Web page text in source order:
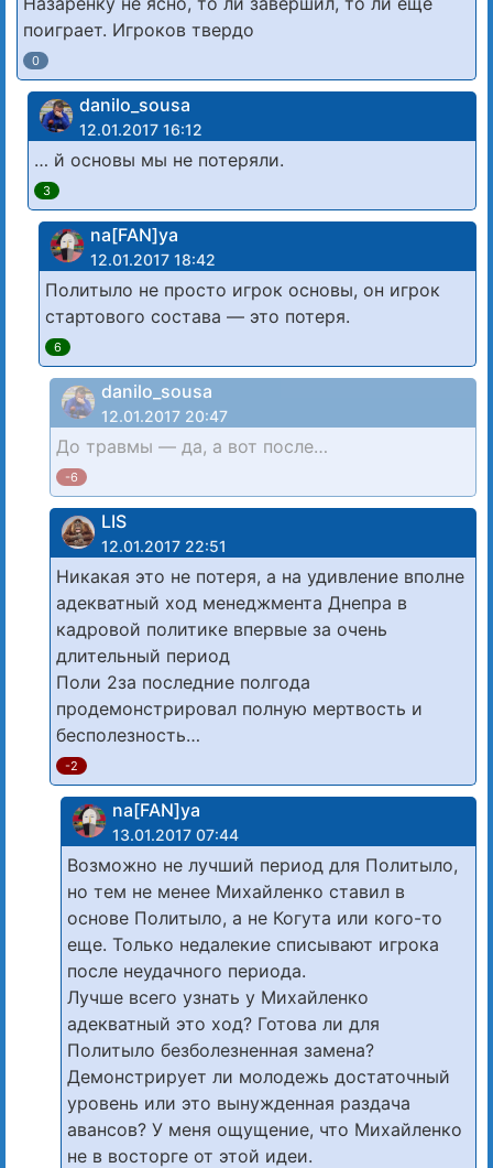
поиграет. Игроков твердо
0
danilo_sousa
12.01.2017 16:12
… й основы мы не потеряли.
3
na[FAN]ya
12.01.2017 18:42
Политыло не просто игрок основы, он игрок
стартового состава — это потеря.
6
danilo_sousa
12.01.2017 20:47
До травмы — да, а вот после…
-6
LIS
12.01.2017 22:51
Никакая это не потеря, а на удивление вполне
адекватный ход менеджмента Днепра в
кадровой политике впервые за очень
длительный период
Поли 2за последние полгода
продемонстрировал полную мертвость и
бесполезность…
-2
na[FAN]ya
13.01.2017 07:44
Возможно не лучший период для Политыло,
но тем не менее Михайленко ставил в
основе Политыло, а не Когута или кого-то
еще. Только недалекие списывают игрока
после неудачного периода.
Лучше всего узнать у Михайленко
адекватный это ход? Готова ли для
Политыло безболезненная замена?
Демонстрирует ли молодежь достаточный
уровень или это вынужденная раздача
авансов? У меня ощущение, что Михайленко
не в восторге от этой идеи.